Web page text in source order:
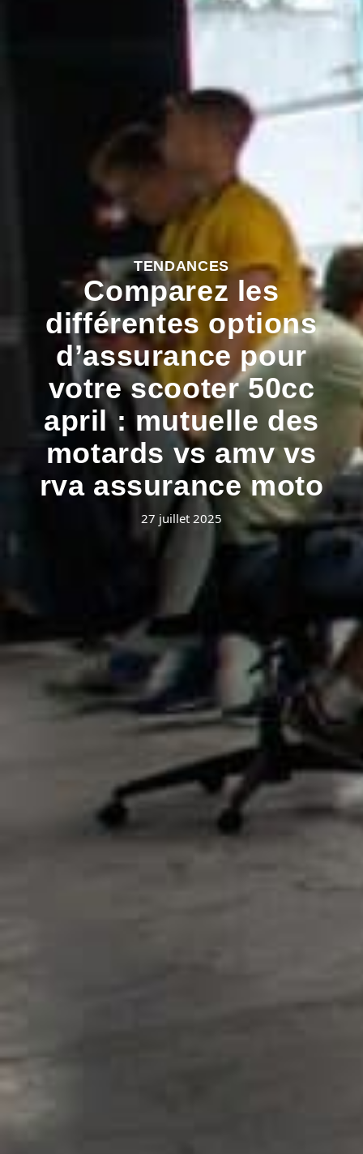
TENDANCES
Comparez les
différentes options
d’assurance pour
votre scooter 50cc
april : mutuelle des
motards vs amv vs
rva assurance moto
27 juillet 2025